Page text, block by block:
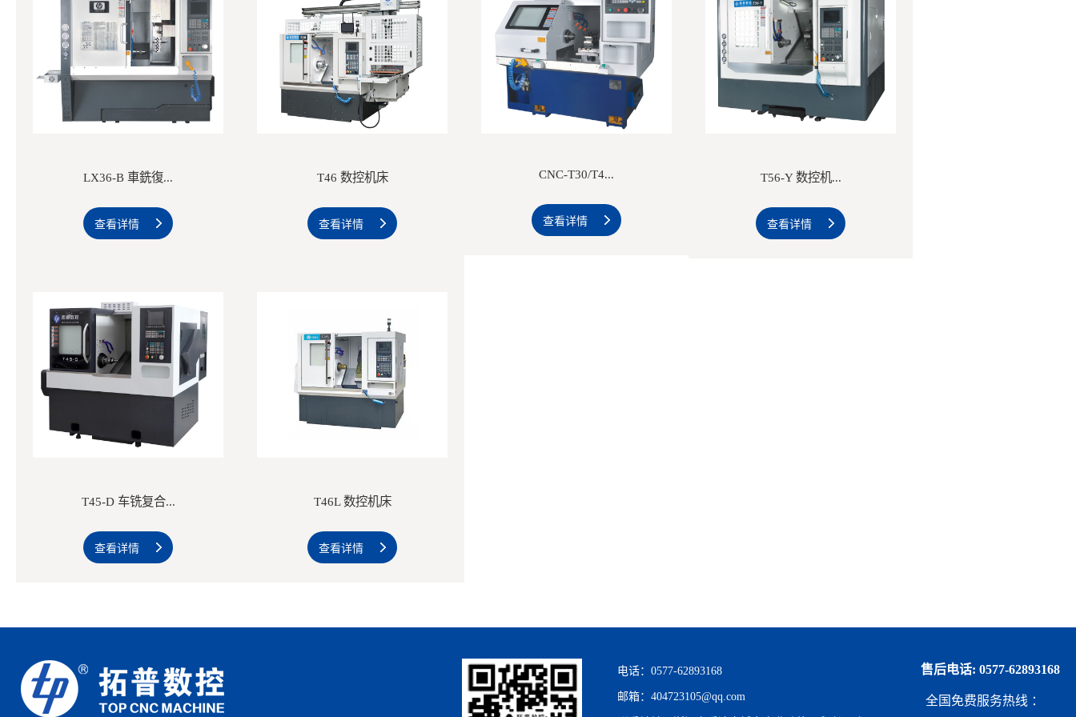
LX36-B 車銑復...
查看详情
T46 数控机床
查看详情
CNC-T30/T4...
查看详情
T56-Y 数控机...
查看详情
T45-D 车铣复合...
查看详情
T46L 数控机床
查看详情
电话：0577-62893168
邮箱：404723105@qq.com
售后电话: 0577-62893168
全国免费服务热线 ：